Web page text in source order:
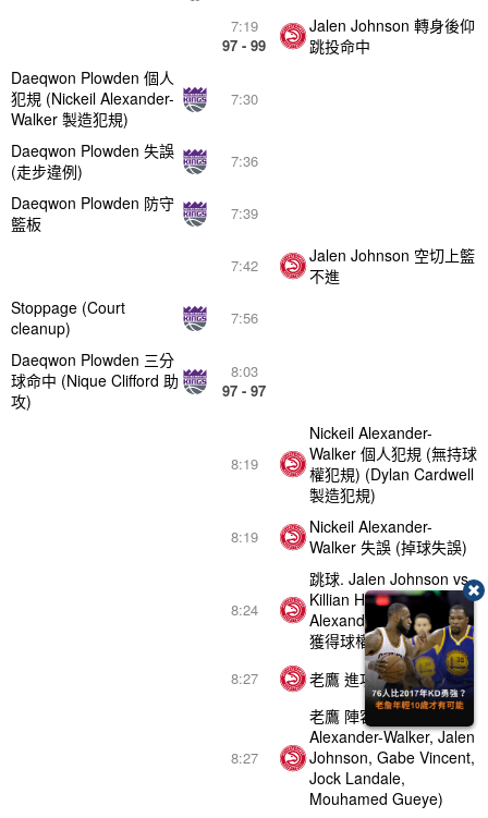
8:27
老鷹 陣容異動 (Nickeil
Alexander-Walker, Jalen
Johnson, Gabe Vincent,
Jock Landale,
Mouhamed Gueye)
8:27 老鷹 進攻籃板
8:24
跳球. Jalen Johnson vs.
Killian Hayes (Nickeil
Alexander-Walker 跳球
獲得球權)
8:19
Nickeil Alexander-
Walker 失誤 (掉球失誤)
8:19
Nickeil Alexander-
Walker 個人犯規 (無持球
權犯規) (Dylan Cardwell
製造犯規)
8:03
97 - 97
Daeqwon Plowden 三分
球命中 (Nique Clifford 助
攻)
7:56
Stoppage (Court
cleanup)
7:42
Jalen Johnson 空切上籃
不進
7:39
Daeqwon Plowden 防守
籃板
7:36
Daeqwon Plowden 失誤
(走步違例)
7:30
Daeqwon Plowden 個人
犯規 (Nickeil Alexander-
Walker 製造犯規)
7:19
97 - 99
Jalen Johnson 轉身後仰
跳投命中